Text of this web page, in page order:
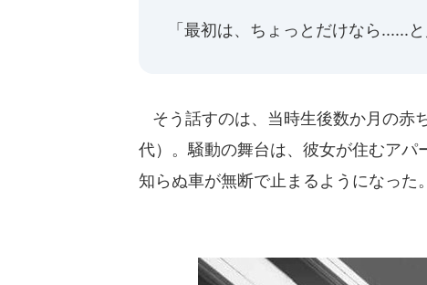
「最初は、ちょっとだけなら......
そう話すのは、当時生後数か月の赤
代）。騒動の舞台は、彼女が住むア
知らぬ車が無断で止まるようになった。